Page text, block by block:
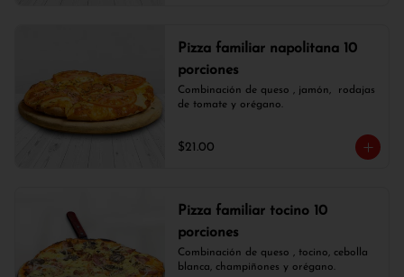
Pizza familiar napolitana 10
porciones
Combinación de queso , jamón,  rodajas
de tomate y orégano.
$21.00
Pizza familiar tocino 10
porciones
Combinación de queso , tocino, cebolla
blanca, champiñones y orégano.